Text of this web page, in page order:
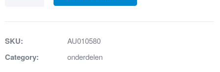
SKU: AU010580
Category: onderdelen